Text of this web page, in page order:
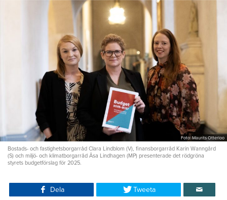
Foto: Maurits Otterloo
Bostads- och fastighetsborgarråd Clara Lindblom (V), finansborgarråd Karin Wanngård
(S) och miljö- och klimatborgarråd Åsa Lindhagen (MP) presenterade det rödgröna
styrets budgetförslag för 2025.
Dela Tweeta